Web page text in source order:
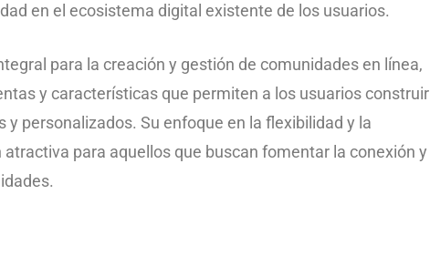
en el ecosistema digital existente de los usuarios.
para la creación y gestión de comunidades en línea,
y características que permiten a los usuarios construir
personalizados. Su enfoque en la flexibilidad y la
para aquellos que buscan fomentar la conexión y